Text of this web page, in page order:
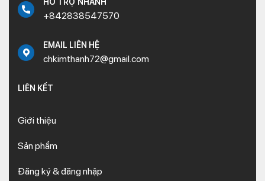
+842838547570
EMAIL LIÊN HỆ
chkimthanh72@gmail.com
LIÊN KẾT
Giới thiệu
Sản phẩm
Đăng ký & đăng nhập